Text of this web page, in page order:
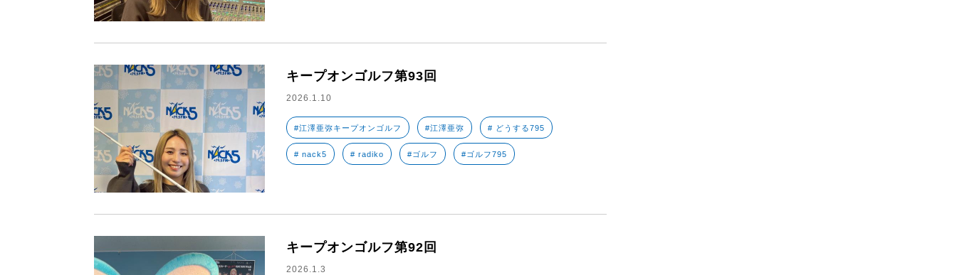
キープオンゴルフ第93回
2026.1.10
#江澤亜弥キープオンゴルフ #江澤亜弥 # どうする795
# nack5 # radiko #ゴルフ #ゴルフ795
キープオンゴルフ第92回
2026.1.3